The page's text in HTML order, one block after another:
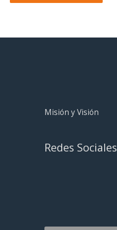
Misión y Visión
Redes Sociales